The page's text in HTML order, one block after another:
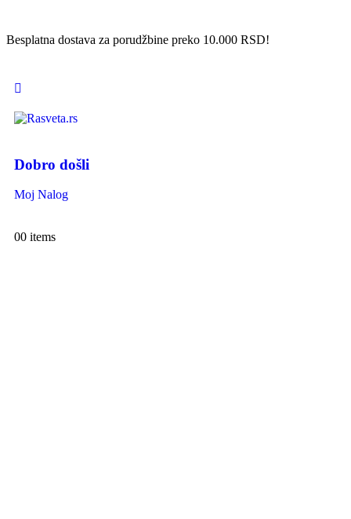
Besplatna dostava za porudžbine preko 10.000 RSD!
Dobro došli
Moj Nalog
00 items